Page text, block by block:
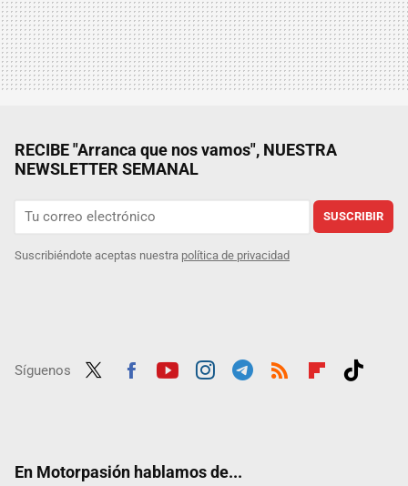
RECIBE "Arranca que nos vamos", NUESTRA
NEWSLETTER SEMANAL
SUSCRIBIR
Suscribiéndote aceptas nuestra política de privacidad
Síguenos
En Motorpasión hablamos de...